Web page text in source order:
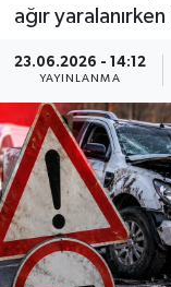
ağır
23.06.2026 - 14:12
YAYINLANMA
EĞİTİM
İLÇE
KÜLTÜR-
KSÜ
Haber Arşivi